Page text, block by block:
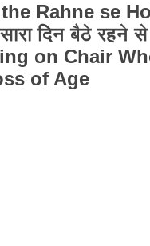
Rahne se
दिन बैठे रहने से
on Chair
of Age